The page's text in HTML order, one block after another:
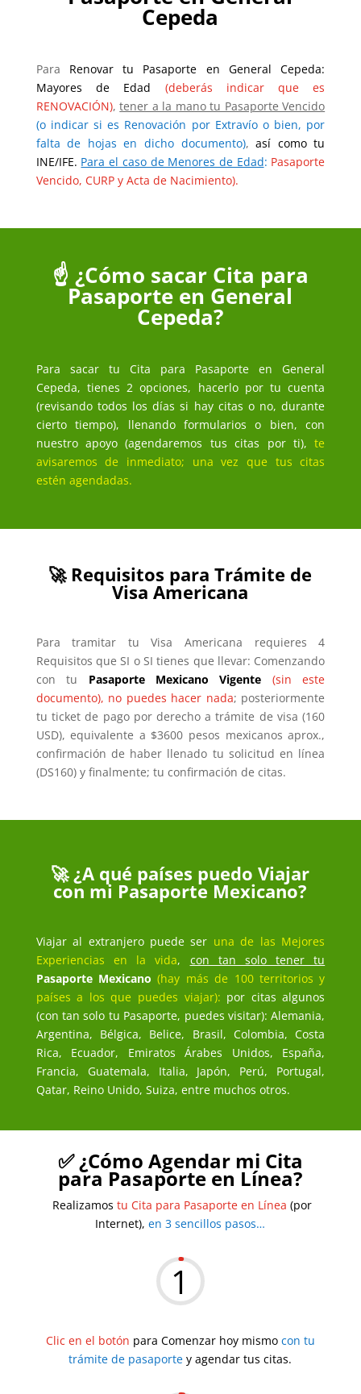
Cepeda
Para Renovar tu Pasaporte en General Cepeda:
Mayores de Edad (deberás indicar que es
RENOVACIÓN),tener a la mano tu Pasaporte Vencido
(o indicar si es Renovación por Extravío o bien, por
falta de hojas en dicho documento),así como tu
INE/IFE. Para el caso de Menores de Edad: Pasaporte
Vencido, CURP y Acta de Nacimiento).
☝️ ¿Cómo sacar Cita para
Pasaporte en General
Cepeda?
Para sacar tu Cita para Pasaporte en General
Cepeda, tienes 2 opciones, hacerlo por tu cuenta
(revisando todos los días si hay citas o no, durante
cierto tiempo), llenando formularios o bien, con
nuestro apoyo (agendaremos tus citas por ti),te
avisaremos de inmediato; una vez que tus citas
estén agendadas.
🚀 Requisitos para Trámite de
Visa Americana
Para tramitar tu Visa Americana requieres 4
Requisitos que SI o SI tienes que llevar: Comenzando
con tu Pasaporte Mexicano Vigente
(sin este
documento), no puedes hacer nada; posteriormente
tu ticket de pago por derecho a trámite de visa (160
USD), equivalente a $3600 pesos mexicanos aprox.,
confirmación de haber llenado tu solicitud en línea
(DS160) y finalmente; tu confirmación de citas.
🚀 ¿A qué países puedo Viajar
con mi Pasaporte Mexicano?
Viajar al extranjero puede ser una de las Mejores
Experiencias en la vida, con tan solo tener tu
Pasaporte Mexicano (hay más de 100 territorios y
países a los que puedes viajar): por citas algunos
(con tan solo tu Pasaporte, puedes visitar): Alemania,
Argentina, Bélgica, Belice, Brasil, Colombia, Costa
Rica, Ecuador, Emiratos Árabes Unidos, España,
Francia, Guatemala, Italia, Japón, Perú, Portugal,
Qatar, Reino Unido, Suiza, entre muchos otros.
✅ ¿Cómo Agendar mi Cita
para Pasaporte en Línea?
Realizamos tu Cita para Pasaporte en Línea (por
Internet),en 3 sencillos pasos…
1
Clic en el botón para Comenzar hoy mismo con tu
trámite de pasaporte y agendar tus citas.